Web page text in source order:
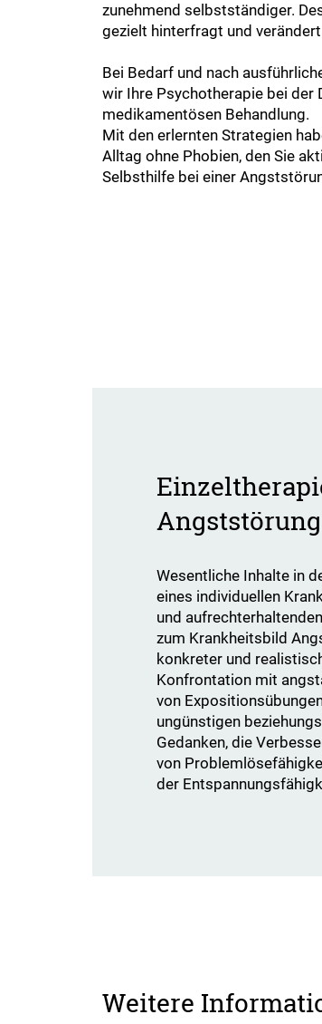
zunehmend selbstständiger.
gezielt hinterfragt und
Bei Bedarf und nach
wir Ihre Psychotherapie bei
medikamentösen Behandlung.
Mit den erlernten Strategien
Alltag ohne Phobien, den Sie
Selbsthilfe bei einer
Angststörung
​​​​​​​Wesentliche Inhalte in
eines individuellen
und
zum Krankheitsbild
konkreter und
Konfrontation mit
von
ungünstigen
Gedanken, die
von
der
Weitere